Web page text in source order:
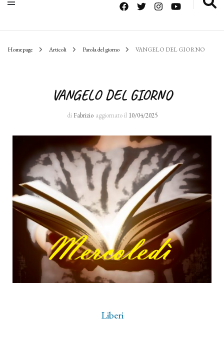
Homepage Articoli Parola del giorno VANGELO DEL GIORNO
VANGELO DEL GIORNO
di Fabrizio aggiornato il 10/04/2025
Liberi